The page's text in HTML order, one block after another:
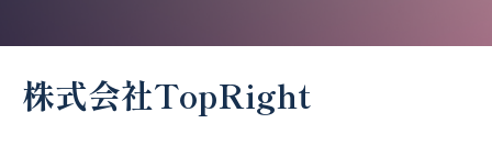
株式会社TopRight